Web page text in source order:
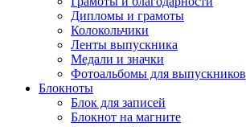
Дипломы и грамоты
Колокольчики
Ленты выпускника
Медали и значки
Фотоальбомы для выпускников
Блокноты
Блок для записей
Блокнот на магните